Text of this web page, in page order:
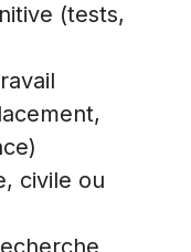
(tests,
civile ou